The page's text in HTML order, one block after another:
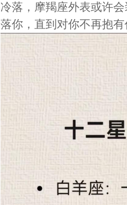
冷落，摩羯座外表或许
落你，直到对你不再抱